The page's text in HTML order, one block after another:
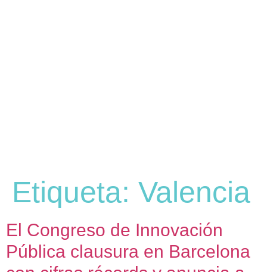
Etiqueta: Valencia
El Congreso de Innovación
Pública clausura en Barcelona